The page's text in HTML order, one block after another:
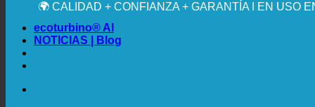
🌍 CALIDAD + CONFIANZA + GARANTÍA | EN USO
ecoturbino® AI
NOTICIAS | Blog